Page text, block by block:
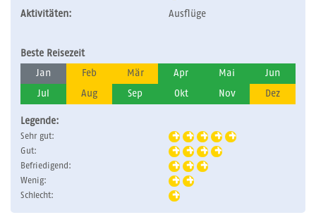
Aktivitäten:
Ausflüge
Beste Reisezeit
Jan Feb Mär Apr Mai Jun
Jul Aug Sep Okt Nov Dez
Legende:
Sehr gut:
Gut:
Befriedigend:
Wenig:
Schlecht: